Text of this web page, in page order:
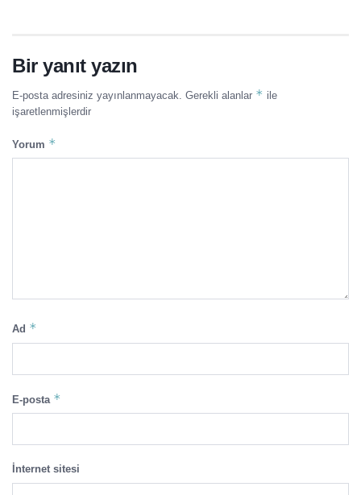
Bir yanıt yazın
E-posta adresiniz yayınlanmayacak. Gerekli alanlar * ile
işaretlenmişlerdir
Yorum *
Ad *
E-posta *
İnternet sitesi